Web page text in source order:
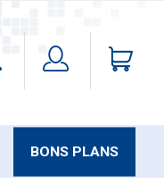
BONS PLANS